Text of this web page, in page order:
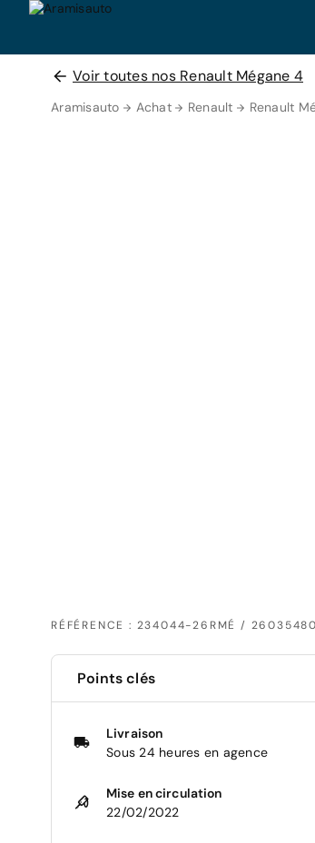
Voir toutes nos Renault Mégane 4
Aramisauto Achat Renault Renault
RÉFÉRENCE : 234044-26RMÉ /
Points clés
Livraison
Sous 24 heures en agence
Mise en circulation
22/02/2022